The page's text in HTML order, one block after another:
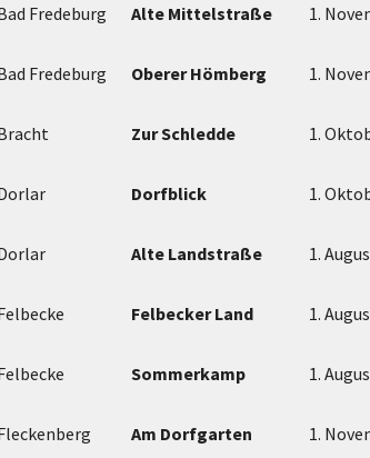
Fredeburg Alte Mittelstraße 1.
Fredeburg Oberer Hömberg 1.
Zur Schledde 1.
Dorfblick 1.
Alte Landstraße 1.
Felbecker Land 1.
Sommerkamp 1.
Am Dorfgarten 1.